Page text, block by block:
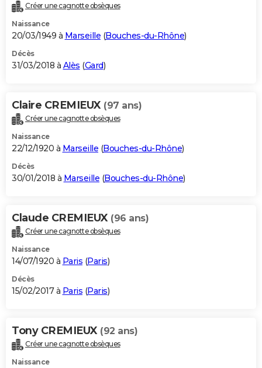
Créer une cagnotte obsèques
Naissance
20/03/1949 à Marseille (Bouches-du-Rhône)
Décès
31/03/2018 à Alès (Gard)
Claire CREMIEUX (97 ans)
Créer une cagnotte obsèques
Naissance
22/12/1920 à Marseille (Bouches-du-Rhône)
Décès
30/01/2018 à Marseille (Bouches-du-Rhône)
Claude CREMIEUX (96 ans)
Créer une cagnotte obsèques
Naissance
14/07/1920 à Paris (Paris)
Décès
15/02/2017 à Paris (Paris)
Tony CREMIEUX (92 ans)
Créer une cagnotte obsèques
Naissance